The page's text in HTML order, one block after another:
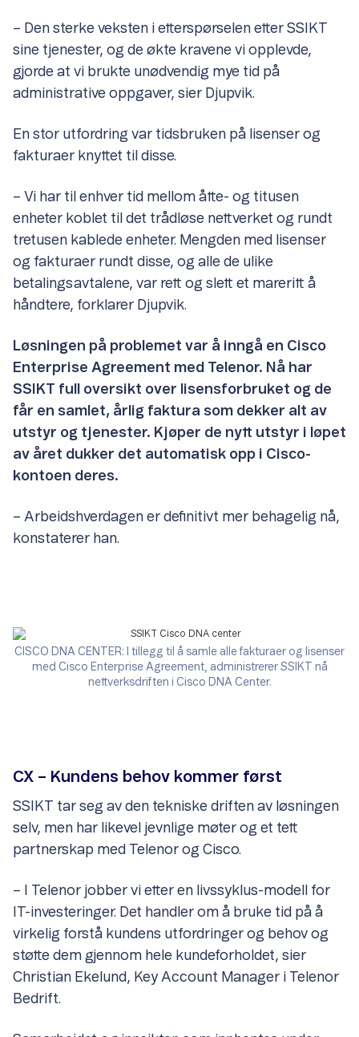
– Den sterke veksten i etterspørselen etter SSIKT
sine tjenester, og de økte kravene vi opplevde,
gjorde at vi brukte unødvendig mye tid på
administrative oppgaver, sier Djupvik.
En stor utfordring var tidsbruken på lisenser og
fakturaer knyttet til disse.
– Vi har til enhver tid mellom åtte- og titusen
enheter koblet til det trådløse nettverket og rundt
tretusen kablede enheter. Mengden med lisenser
og fakturaer rundt disse, og alle de ulike
betalingsavtalene, var rett og slett et mareritt å
håndtere, forklarer Djupvik.
Løsningen på problemet var å inngå en Cisco
Enterprise Agreement med Telenor. Nå har
SSIKT full oversikt over lisensforbruket og de
får en samlet, årlig faktura som dekker alt av
utstyr og tjenester. Kjøper de nytt utstyr i løpet
av året dukker det automatisk opp i Cisco-
kontoen deres.
– Arbeidshverdagen er definitivt mer behagelig nå,
konstaterer han.
CISCO DNA CENTER: I tillegg til å samle alle fakturaer og lisenser
med Cisco Enterprise Agreement, administrerer SSIKT nå
nettverksdriften i Cisco DNA Center.
CX – Kundens behov kommer først
SSIKT tar seg av den tekniske driften av løsningen
selv, men har likevel jevnlige møter og et tett
partnerskap med Telenor og Cisco.
– I Telenor jobber vi etter en livssyklus-modell for
IT-investeringer. Det handler om å bruke tid på å
virkelig forstå kundens utfordringer og behov og
støtte dem gjennom hele kundeforholdet, sier
Christian Ekelund, Key Account Manager i Telenor
Bedrift.